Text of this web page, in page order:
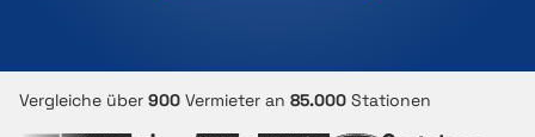
Vergleiche über 900 Vermieter an 85.000 Stationen